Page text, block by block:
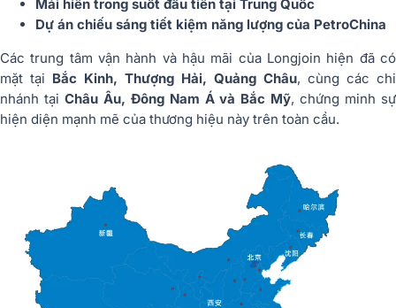
Mái hiên trong suốt đầu tiên tại Trung Quốc
Dự án chiếu sáng tiết kiệm năng lượng của PetroChina
Các trung tâm vận hành và hậu mãi của Longjoin hiện đã có
mặt tại Bắc Kinh, Thượng Hải, Quảng Châu, cùng các chi
nhánh tại Châu Âu, Đông Nam Á và Bắc Mỹ, chứng minh sự
hiện diện mạnh mẽ của thương hiệu này trên toàn cầu.